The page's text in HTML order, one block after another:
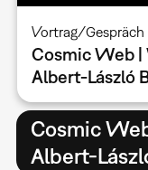
Cosmic
Albert-
Vortrag/Gespräch
Cosmic Web
Albert-László